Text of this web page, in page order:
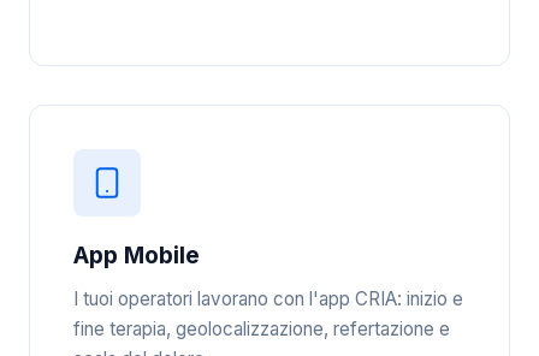
App Mobile
I tuoi operatori lavorano con l'app CRIA: inizio e
fine terapia, geolocalizzazione, refertazione e